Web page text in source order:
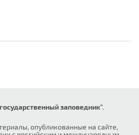
заповедник".
опубликованные на сайте,